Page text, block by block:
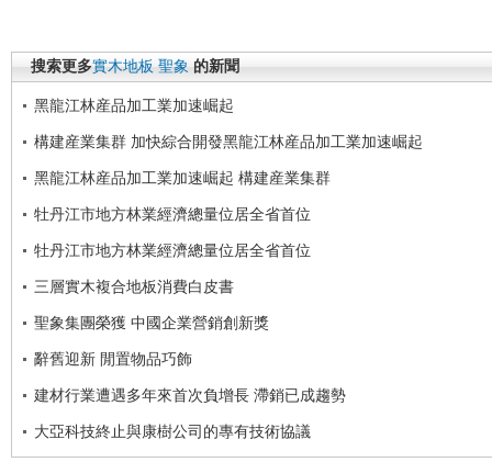
搜索更多實木地板 聖象 的新聞
黑龍江林産品加工業加速崛起
構建産業集群 加快綜合開發黑龍江林産品加工業加速崛起
黑龍江林産品加工業加速崛起 構建産業集群
牡丹江市地方林業經濟總量位居全省首位
牡丹江市地方林業經濟總量位居全省首位
三層實木複合地板消費白皮書
聖象集團榮獲 中國企業營銷創新獎
辭舊迎新 閒置物品巧飾
建材行業遭遇多年來首次負增長 滯銷已成趨勢
大亞科技終止與康樹公司的專有技術協議